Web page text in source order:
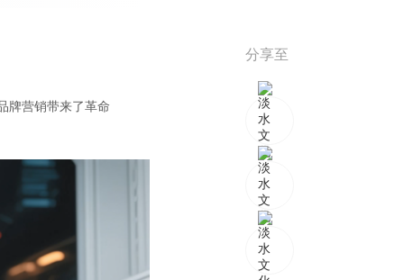
牌营销带来了革命
分享至